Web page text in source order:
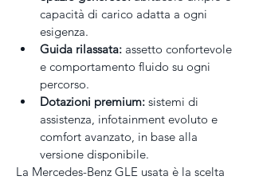
capacità di carico adatta a ogni
esigenza.
Guida rilassata: assetto confortevole
e comportamento fluido su ogni
percorso.
Dotazioni premium: sistemi di
assistenza, infotainment evoluto e
comfort avanzato, in base alla
versione disponibile.
La Mercedes-Benz GLE usata è la scelta